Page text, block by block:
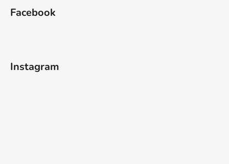
Facebook
Instagram